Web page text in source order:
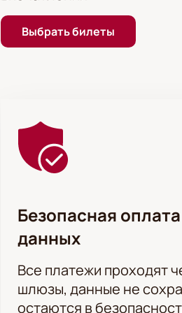
Кирилл Чернышенко, Андрей
Антон Гращенков, Алексей
Попова, Кристина Гаспарян,
Выбрать билеты
Безопасная
данных
Все платежи проходят
шлюзы, данные не
остаются в